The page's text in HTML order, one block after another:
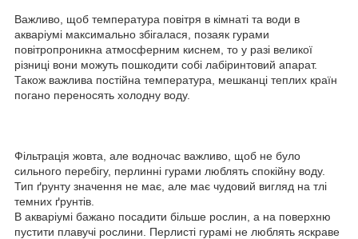
Важливо, щоб температура повітря в кімнаті та води в
акваріумі максимально збігалася, позаяк гурами
повітропроникна атмосферним киснем, то у разі великої
різниці вони можуть пошкодити собі лабіринтовий апарат.
Також важлива постійна температура, мешканці теплих країн
погано переносять холодну воду.
Фільтрація жовта, але водночас важливо, щоб не було
сильного перебігу, перлинні гурами люблять спокійну воду.
Тип ґрунту значення не має, але має чудовий вигляд на тлі
темних ґрунтів.
В акваріумі бажано посадити більше рослин, а на поверхню
пустити плавучі рослини. Перлисті гурамі не люблять яскраве